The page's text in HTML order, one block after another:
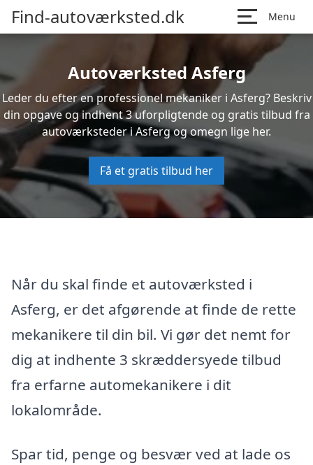
Find-autoværksted.dk Menu
Autoværksted Asferg
Leder du efter en professionel mekaniker i Asferg? Beskriv
din opgave og indhent 3 uforpligtende og gratis tilbud fra
autoværksteder i Asferg og omegn lige her.
Få et gratis tilbud her
Når du skal finde et autoværksted i
Asferg, er det afgørende at finde de rette
mekanikere til din bil. Vi gør det nemt for
dig at indhente 3 skræddersyede tilbud
fra erfarne automekanikere i dit
lokalområde.
Spar tid, penge og besvær ved at lade os